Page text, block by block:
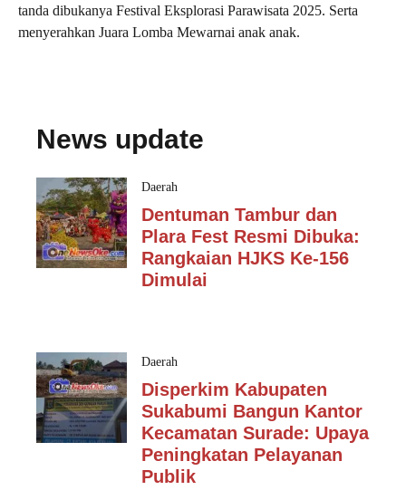
tanda dibukanya Festival Eksplorasi Parawisata 2025. Serta
menyerahkan Juara Lomba Mewarnai anak anak.
News update
Daerah
Dentuman Tambur dan
Plara Fest Resmi Dibuka:
Rangkaian HJKS Ke-156
Dimulai
Daerah
Disperkim Kabupaten
Sukabumi Bangun Kantor
Kecamatan Surade: Upaya
Peningkatan Pelayanan
Publik